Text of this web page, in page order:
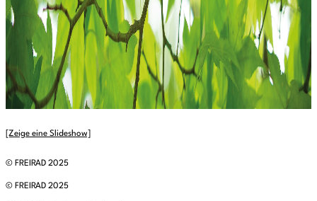
[Zeige eine Slideshow]
© FREIRAD 2025
© FREIRAD 2025